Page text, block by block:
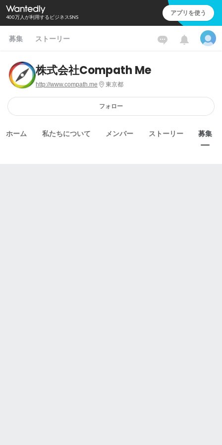
400万人が利用するビジネスSNS アプリを使う
募集 ストーリー
株式会社Compath Me
http://www.compath.me 東京都
フォロー
ホーム 私たちについて メンバー ストーリー 募集